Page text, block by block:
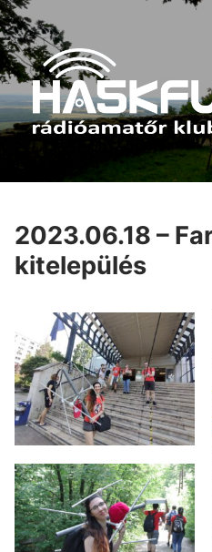
Ugrás
a
tartalomra
2023.06.18 –
kitelepülés